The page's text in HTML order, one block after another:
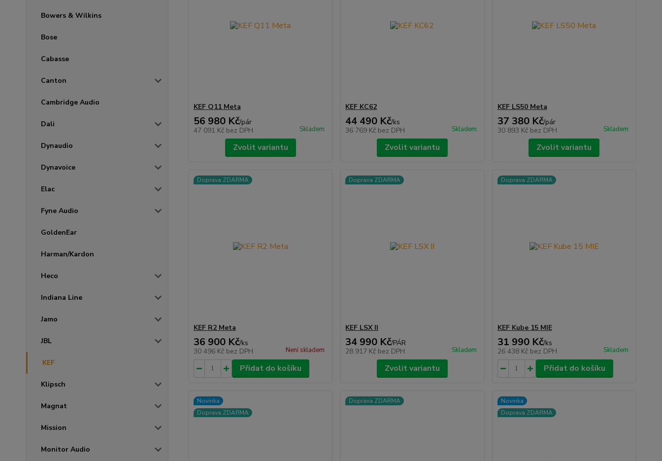
Bowers & Wilkins
Bose
Cabasse
Canton
Cambridge Audio
Dali
Dynaudio
Dynavoice
Elac
Fyne Audio
GoldenEar
Harman/Kardon
Heco
Indiana Line
Jamo
JBL
KEF
Klipsch
Magnat
Mission
Monitor Audio
KEF Q11 Meta
56 980 Kč/pár
47 091 Kč bez DPH Skladem
Zvolit variantu
KEF KC62
44 490 Kč/ks
36 769 Kč bez DPH Skladem
Zvolit variantu
KEF LS50 Meta
37 380 Kč/pár
30 893 Kč bez DPH Skladem
Zvolit variantu
Doprava ZDARMA
KEF R2 Meta
36 900 Kč/ks
30 496 Kč bez DPH Není skladem
Přidat do košíku
Doprava ZDARMA
KEF LSX II
34 990 Kč/PÁR
28 917 Kč bez DPH Skladem
Zvolit variantu
Doprava ZDARMA
KEF Kube 15 MIE
31 990 Kč/ks
26 438 Kč bez DPH Skladem
Přidat do košíku
Novinka
Doprava ZDARMA
Doprava ZDARMA
Novinka
Doprava ZDARMA